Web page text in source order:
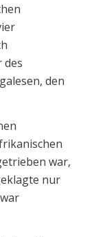
des
den
war,
nur